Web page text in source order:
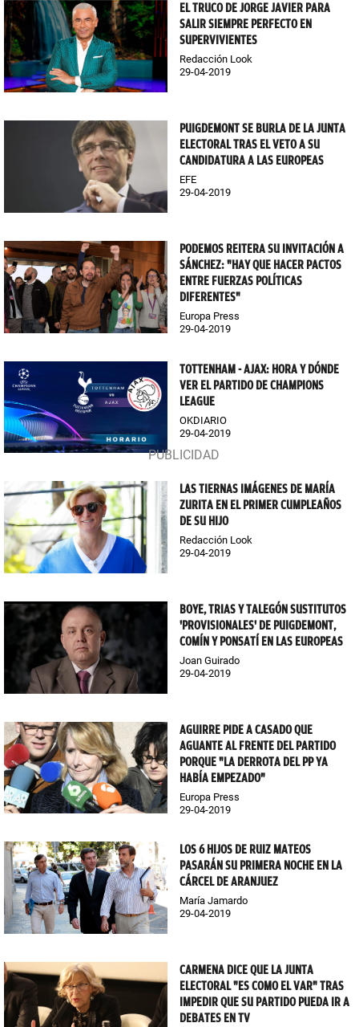
EL TRUCO DE JORGE JAVIER PARA
SALIR SIEMPRE PERFECTO EN
SUPERVIVIENTES
Redacción Look
29-04-2019
PUIGDEMONT SE BURLA DE LA JUNTA
ELECTORAL TRAS EL VETO A SU
CANDIDATURA A LAS EUROPEAS
EFE
29-04-2019
PODEMOS REITERA SU INVITACIÓN A
SÁNCHEZ: "HAY QUE HACER PACTOS
ENTRE FUERZAS POLÍTICAS
DIFERENTES"
Europa Press
29-04-2019
TOTTENHAM - AJAX: HORA Y DÓNDE
VER EL PARTIDO DE CHAMPIONS
LEAGUE
OKDIARIO
29-04-2019
LAS TIERNAS IMÁGENES DE MARÍA
ZURITA EN EL PRIMER CUMPLEAÑOS
DE SU HIJO
Redacción Look
29-04-2019
BOYE, TRIAS Y TALEGÓN SUSTITUTOS
'PROVISIONALES' DE PUIGDEMONT,
COMÍN Y PONSATÍ EN LAS EUROPEAS
Joan Guirado
29-04-2019
AGUIRRE PIDE A CASADO QUE
AGUANTE AL FRENTE DEL PARTIDO
PORQUE "LA DERROTA DEL PP YA
HABÍA EMPEZADO"
Europa Press
29-04-2019
LOS 6 HIJOS DE RUIZ MATEOS
PASARÁN SU PRIMERA NOCHE EN LA
CÁRCEL DE ARANJUEZ
María Jamardo
29-04-2019
CARMENA DICE QUE LA JUNTA
ELECTORAL "ES COMO EL VAR" TRAS
IMPEDIR QUE SU PARTIDO PUEDA IR A
DEBATES EN TV